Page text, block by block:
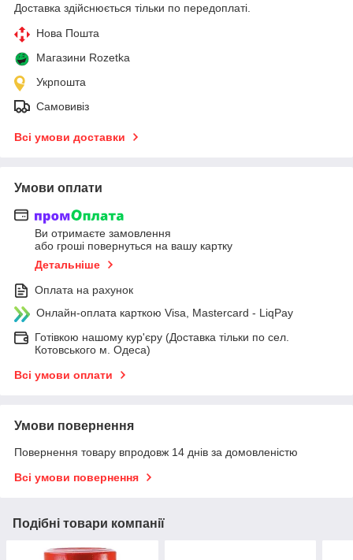
Доставка здійснюється тільки по передоплаті.
Нова Пошта
Магазини Rozetka
Укрпошта
Самовивіз
Всі умови доставки
Умови оплати
Ви отримаєте замовлення
або гроші повернуться на вашу картку
Детальніше
Оплата на рахунок
Онлайн-оплата карткою Visa, Mastercard - LiqPay
Готівкою нашому кур'єру (Доставка тільки по сел.
Котовського м. Одеса)
Всі умови оплати
Умови повернення
Повернення товару впродовж 14 днів за домовленістю
Всі умови повернення
Подібні товари компанії